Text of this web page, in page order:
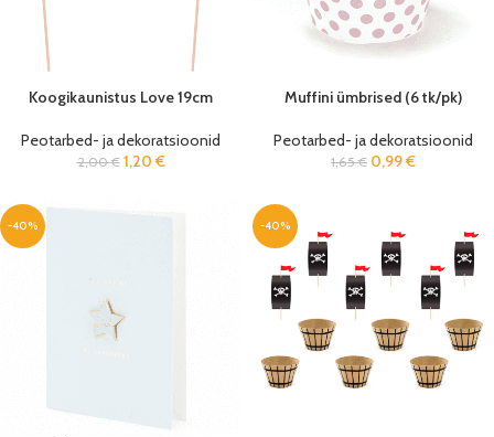
Koogikaunistus Love 19cm
Peotarbed- ja dekoratsioonid
2,00€ 1,20 €
Muffini ümbrised (6 tk/pk)
Peotarbed- ja dekoratsioonid
1,65€ 0,99€
-40% -40%